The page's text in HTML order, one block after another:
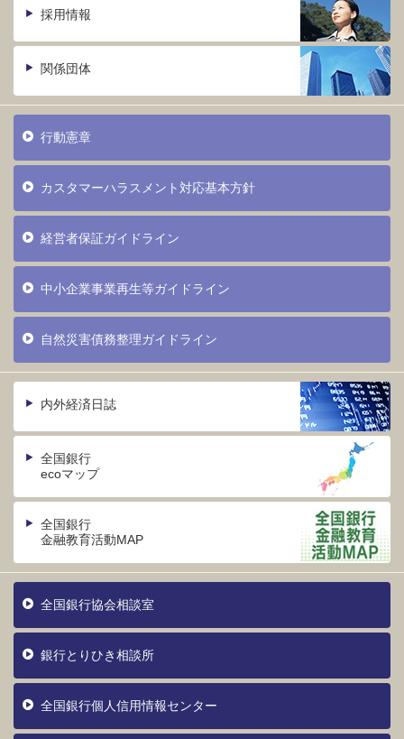
採用情報
関係団体
行動憲章
カスタマーハラスメント対応基本方針
経営者保証ガイドライン
中小企業事業再生等ガイドライン
自然災害債務整理ガイドライン
内外経済日誌
全国銀行
ecoマップ
全国銀行
金融教育活動MAP
全国銀行協会相談室
銀行とりひき相談所
全国銀行個人信用情報センター